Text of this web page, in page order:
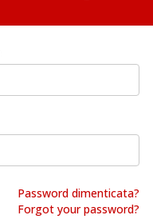
Password dimenticata?
Forgot your password?